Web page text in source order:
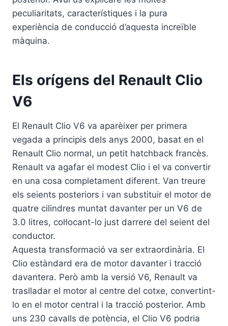
peculiaritats, característiques i la pura
experiència de conducció d’aquesta increïble
màquina.
Els orígens del Renault Clio
V6
El Renault Clio V6 va aparèixer per primera
vegada a principis dels anys 2000, basat en el
Renault Clio normal, un petit hatchback francès.
Renault va agafar el modest Clio i el va convertir
en una cosa completament diferent. Van treure
els seients posteriors i van substituir el motor de
quatre cilindres muntat davanter per un V6 de
3.0 litres, col·locant-lo just darrere del seient del
conductor.
Aquesta transformació va ser extraordinària. El
Clio estàndard era de motor davanter i tracció
davantera. Però amb la versió V6, Renault va
traslladar el motor al centre del cotxe, convertint-
lo en el motor central i la tracció posterior. Amb
uns 230 cavalls de potència, el Clio V6 podria